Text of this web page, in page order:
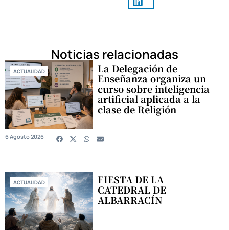
Noticias relacionadas
ACTUALIDAD La Delegación de
Enseñanza organiza un
curso sobre inteligencia
artificial aplicada a la
clase de Religión
6 Agosto 2026
ACTUALIDAD FIESTA DE LA
CATEDRAL DE
ALBARRACÍN